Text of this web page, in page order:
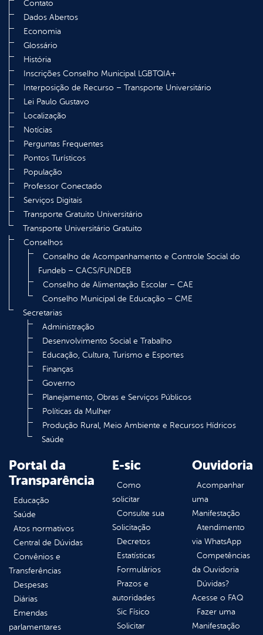
Contato
Dados Abertos
Economia
Glossário
História
Inscrições Conselho Municipal LGBTQIA+
Interposição de Recurso – Transporte Universitário
Lei Paulo Gustavo
Localização
Notícias
Perguntas Frequentes
Pontos Turísticos
População
Professor Conectado
Serviços Digitais
Transporte Gratuito Universitário
Transporte Universitário Gratuito
Conselhos
Conselho de Acompanhamento e Controle Social do
Fundeb – CACS/FUNDEB
Conselho de Alimentação Escolar – CAE
Conselho Municipal de Educação – CME
Secretarias
Administração
Desenvolvimento Social e Trabalho
Educação, Cultura, Turismo e Esportes
Finanças
Governo
Planejamento, Obras e Serviços Públicos
Políticas da Mulher
Produção Rural, Meio Ambiente e Recursos Hídricos
Saúde
Portal da
Transparência
Educação
Saúde
Atos normativos
Central de Dúvidas
Convênios e
Transferências
Despesas
Diárias
Emendas
parlamentares
E-sic
Como
solicitar
Consulte sua
Solicitação
Decretos
Estatísticas
Formulários
Prazos e
autoridades
Sic Físico
Solicitar
Ouvidoria
Acompanhar
uma
Manifestação
Atendimento
via WhatsApp
Competências
da Ouvidoria
Dúvidas?
Acesse o FAQ
Fazer uma
Manifestação